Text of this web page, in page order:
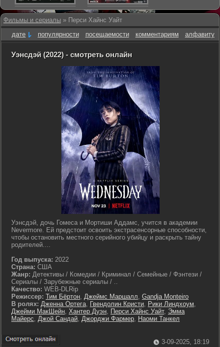
Фильмы и сериалы » Перси Хайнс Уайт
дате
популярности посещаемости комментариям алфавиту
Уэнсдэй (2022) - смотреть онлайн
Уэнсдэй, дочь Гомеса и Мортиши Аддамс, учится в академии
Nevermore. Ей предстоит освоить экстрасенсорные способности,
чтобы остановить местного серийного убийцу и раскрыть тайну
родителей....
Год выпуска: 2022
Страна: США
Жанр: Детективы / Комедии / Криминал / Семейные / Фэнтези /
Сериалы / Зарубежные сериалы / ..
Качество: WEB-DLRip
Режиссер: Тим Бёртон, Джеймс Маршалл, Gandja Monteiro
В ролях: Дженна Ортега, Гвендолин Кристи, Рики Линдхоум,
Джейми МакШейн, Хантер Дуэн, Перси Хайнс Уайт, Эмма
Майерс, Джой Сандай, Джорджи Фармер, Наоми Танкел
3-09-2025, 18:19